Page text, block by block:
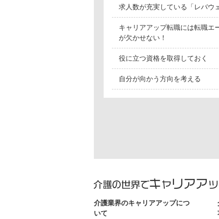
求人数が充実している「レバウ
キャリアアップ転職には転職エ
が欠かせない！
役に立つ資格を取得しておく
自分が向かう方向を考える
介護業界のキャリアアップにつ
いて